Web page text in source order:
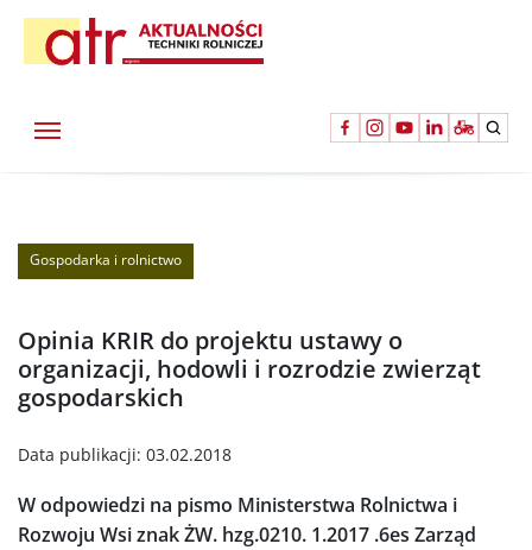
Gospodarka i rolnictwo
Opinia KRIR do projektu ustawy o
organizacji, hodowli i rozrodzie zwierząt
gospodarskich
Data publikacji: 03.02.2018
W odpowiedzi na pismo Ministerstwa Rolnictwa i
Rozwoju Wsi znak ŻW. hzg.0210. 1.2017 .6es Zarząd